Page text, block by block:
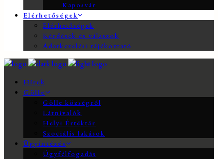
Kaposvár
Elérhetőségek
Elérhetőségek
Kérdések és válaszok
Adatkezelési tájékoztató
Hírek
Gölle
Gölle községről
Látnivalók
Helyi Értéktár
Szociális lakások
Ügyintézés
Ügyfélfogadás